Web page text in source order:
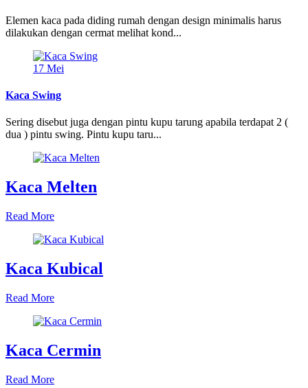
Elemen kaca pada diding rumah dengan design minimalis harus
dilakukan dengan cermat melihat kond...
17 Mei
Kaca Swing
Sering disebut juga dengan pintu kupu tarung apabila terdapat 2 (
dua ) pintu swing. Pintu kupu taru...
Kaca Melten
Read More
Kaca Kubical
Read More
Kaca Cermin
Read More